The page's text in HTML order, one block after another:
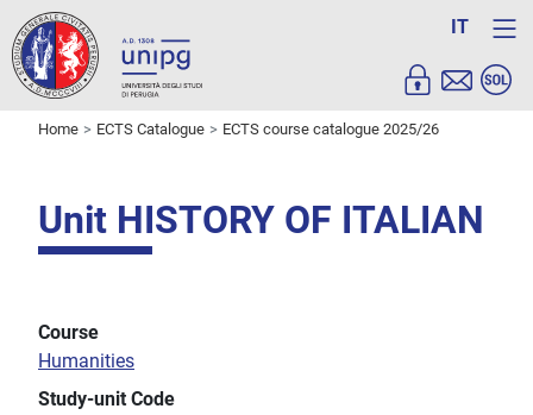
IT
Home ECTS Catalogue ECTS course catalogue 2025/26
Unit HISTORY OF ITALIAN
Course
Humanities
Study-unit Code